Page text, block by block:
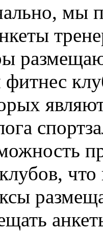
мы
фитнес